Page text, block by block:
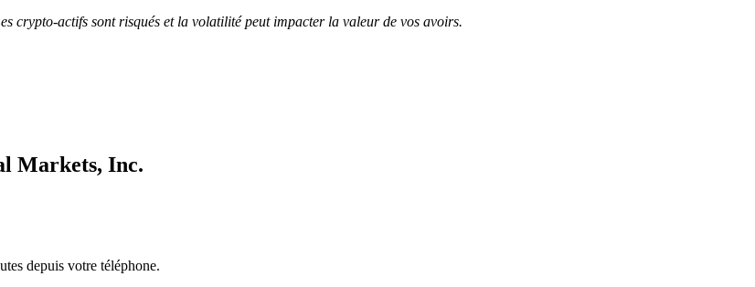
crypto-actifs sont risqués et la volatilité peut impacter la valeur de vos avoirs.
Markets, Inc.
depuis votre téléphone.